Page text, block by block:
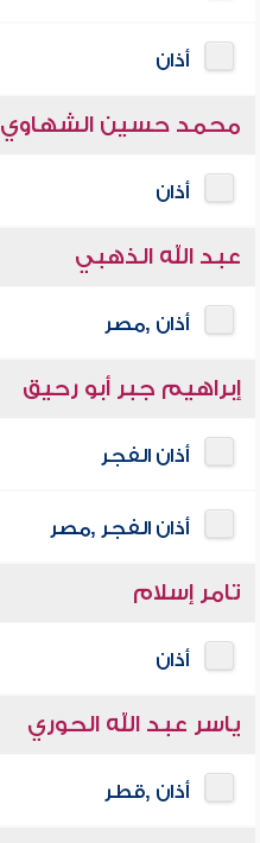
أذان
محمد حسين الشهاوي
أذان
عبد الله الذهبي
أذان ,مصر
إبراهيم جبر أبو رحيق
أذان الفجر
أذان الفجر ,مصر
تامر إسلام
أذان
ياسر عبد الله الحوري
أذان ,قطر